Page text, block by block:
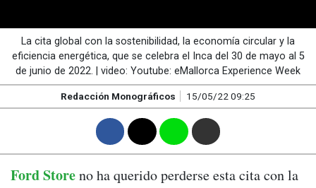
La cita global con la sostenibilidad, la economía circular y la
eficiencia energética, que se celebra el Inca del 30 de mayo al 5
de junio de 2022. | video: Youtube: eMallorca Experience Week
Redacción Monográficos 15/05/22 09:25
Ford Storeno ha querido perderse esta cita con la